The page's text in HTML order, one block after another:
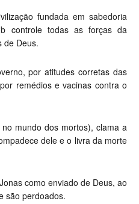
fundada em sabedoria
controle todas as forças da
de Deus.
por atitudes corretas das
remédios e vacinas contra o
mundo dos mortos), clama a
dele e o livra da morte
como enviado de Deus, ao
são perdoados.